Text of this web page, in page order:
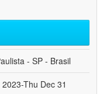
- SP - Brasil
Thu Dec 31